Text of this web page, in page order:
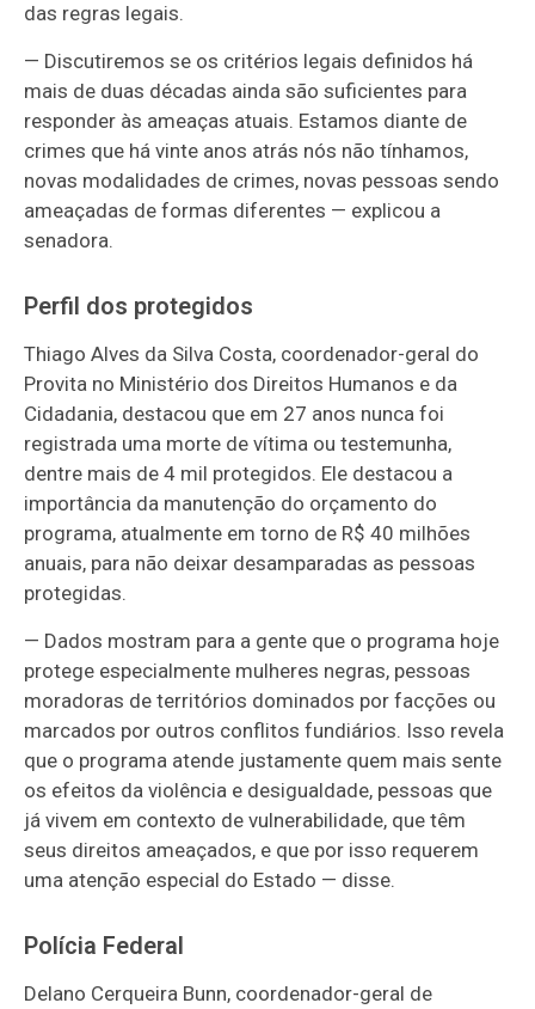
das regras legais.
— Discutiremos se os critérios legais definidos há
mais de duas décadas ainda são suficientes para
responder às ameaças atuais. Estamos diante de
crimes que há vinte anos atrás nós não tínhamos,
novas modalidades de crimes, novas pessoas sendo
ameaçadas de formas diferentes — explicou a
senadora.
Perfil dos protegidos
Thiago Alves da Silva Costa, coordenador-geral do
Provita no Ministério dos Direitos Humanos e da
Cidadania, destacou que em 27 anos nunca foi
registrada uma morte de vítima ou testemunha,
dentre mais de 4 mil protegidos. Ele destacou a
importância da manutenção do orçamento do
programa, atualmente em torno de R$ 40 milhões
anuais, para não deixar desamparadas as pessoas
protegidas.
— Dados mostram para a gente que o programa hoje
protege especialmente mulheres negras, pessoas
moradoras de territórios dominados por facções ou
marcados por outros conflitos fundiários. Isso revela
que o programa atende justamente quem mais sente
os efeitos da violência e desigualdade, pessoas que
já vivem em contexto de vulnerabilidade, que têm
seus direitos ameaçados, e que por isso requerem
uma atenção especial do Estado — disse.
Polícia Federal
Delano Cerqueira Bunn, coordenador-geral de